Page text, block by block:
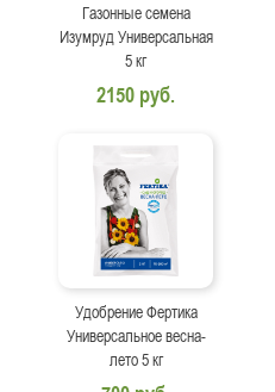
Газонные семена
Изумруд Универсальная
5 кг
2150 руб.
Удобрение Фертика
Универсальное весна-
лето 5 кг